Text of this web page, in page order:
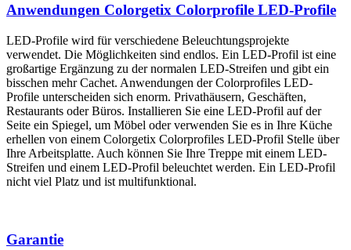
Anwendungen Colorgetix Colorprofile LED-Profile
LED-Profile wird für verschiedene Beleuchtungsprojekte
verwendet. Die Möglichkeiten sind endlos. Ein LED-Profil ist eine
großartige Ergänzung zu der normalen LED-Streifen und gibt ein
bisschen mehr Cachet. Anwendungen der Colorprofiles LED-
Profile unterscheiden sich enorm. Privathäusern, Geschäften,
Restaurants oder Büros. Installieren Sie eine LED-Profil auf der
Seite ein Spiegel, um Möbel oder verwenden Sie es in Ihre Küche
erhellen von einem Colorgetix Colorprofiles LED-Profil Stelle über
Ihre Arbeitsplatte. Auch können Sie Ihre Treppe mit einem LED-
Streifen und einem LED-Profil beleuchtet werden. Ein LED-Profil
nicht viel Platz und ist multifunktional.
Garantie